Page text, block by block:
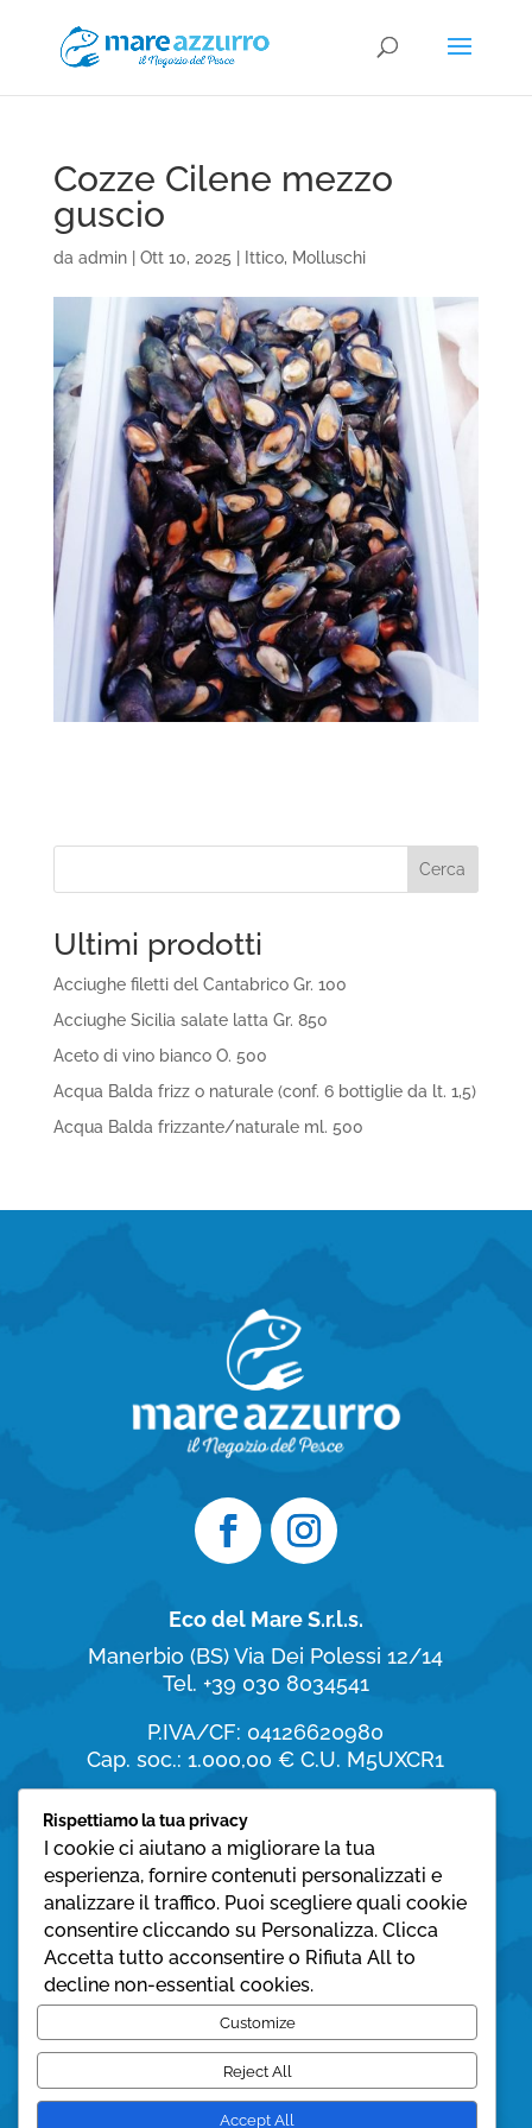
Cozze Cilene mezzo
guscio
da admin| Ott 10, 2025 Ittico, Molluschi
Cerca
Ultimi prodotti
Acciughe filetti del Cantabrico Gr. 100
Acciughe Sicilia salate latta Gr. 850
Aceto di vino bianco O. 500
Acqua Balda frizz o naturale (conf. 6 bottiglie da lt. 1,5)
Acqua Balda frizzante/naturale ml. 500
Eco del Mare S.r.l.s.
Manerbio (BS)Via Dei Polessi 12/14
Tel. +39 030 8034541
P.IVA/CF: 04126620980
Cap. soc.: 1.000,00 €C.U. M5UXCR1
Orari di apertura
dal Lunedì al Sabato:
8:30 – 19:30
Domenica:
08:30 – 12:30
Privacy policy
Cookie policy
Rispettiamo la tua privacy
I cookie ci aiutano a migliorare la tua
esperienza, fornire contenuti personalizzati e
analizzare il traffico. Puoi scegliere quali cookie
consentire cliccando su Personalizza. Clicca
Accetta tutto acconsentire o Rifiuta All to
decline non-essential cookies.
Customize
Reject All
Accept All